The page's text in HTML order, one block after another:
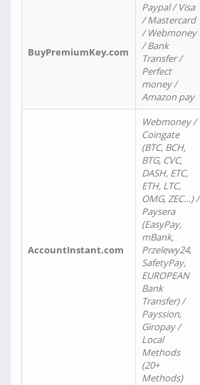
BuyPremiumKey.com
Paypal / Visa
/ Mastercard
/ Webmoney
/ Bank
Transfer /
Perfect
money /
Amazon pay
AccountInstant.com
Webmoney /
Coingate
(BTC, BCH,
BTG, CVC,
DASH, ETC,
ETH, LTC,
OMG, ZEC…) /
Paysera
(EasyPay,
mBank,
Przelewy24,
SafetyPay,
EUROPEAN
Bank
Transfer) /
Payssion,
Giropay /
Local
Methods
(20+
Methods)